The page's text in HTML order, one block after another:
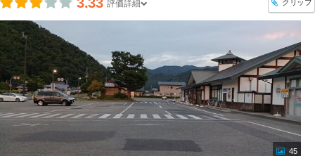
評価詳細 クリップ
45